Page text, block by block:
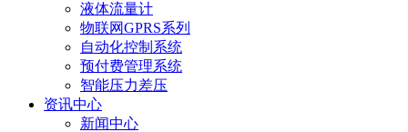
液体流量计
物联网GPRS系列
自动化控制系统
预付费管理系统
智能压力差压
资讯中心
新闻中心